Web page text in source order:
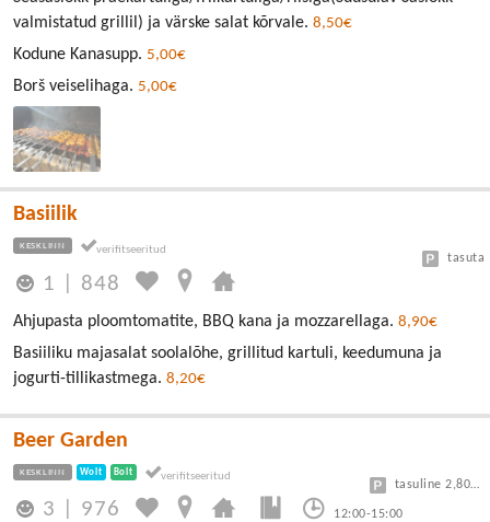
valmistatud grillil) ja värske salat kõrvale. 8,50€
Kodune Kanasupp. 5,00€
Borš veiselihaga. 5,00€
Basiilik
KESKLINN
1 848
tasuta
Ahjupasta ploomtomatite, BBQ kana ja mozzarellaga. 8,90€
Basiiliku majasalat soolalõhe, grillitud kartuli, keedumuna ja
jogurti-tillikastmega. 8,20€
Beer Garden
KESKLINN Wolt Bolt
3 976 12:00-15:00
tasuline 2,80/30min